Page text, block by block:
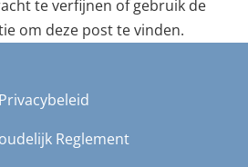
te verfijnen of gebruik de
om deze post te vinden.
Privacybeleid
Reglement